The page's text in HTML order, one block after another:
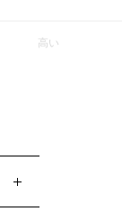
高い